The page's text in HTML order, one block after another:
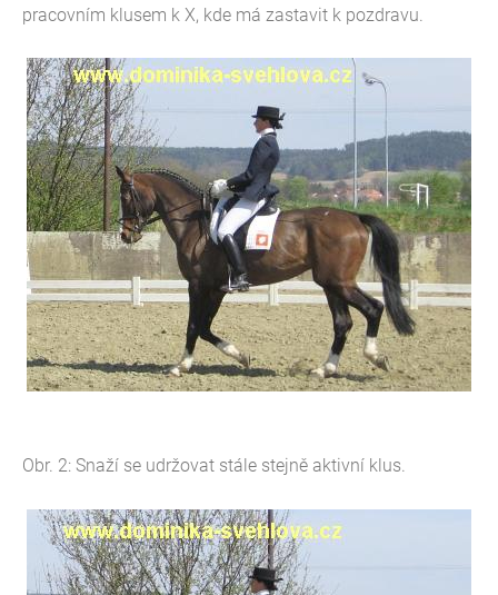
pracovním klusem k X, kde má zastavit k pozdravu.
Obr. 2: Snaží se udržovat stále stejně aktivní klus.